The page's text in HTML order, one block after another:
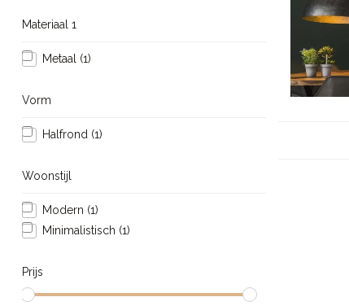
Materiaal 1
Metaal (1)
Vorm
Halfrond (1)
Woonstijl
Modern (1)
Minimalistisch (1)
Prijs